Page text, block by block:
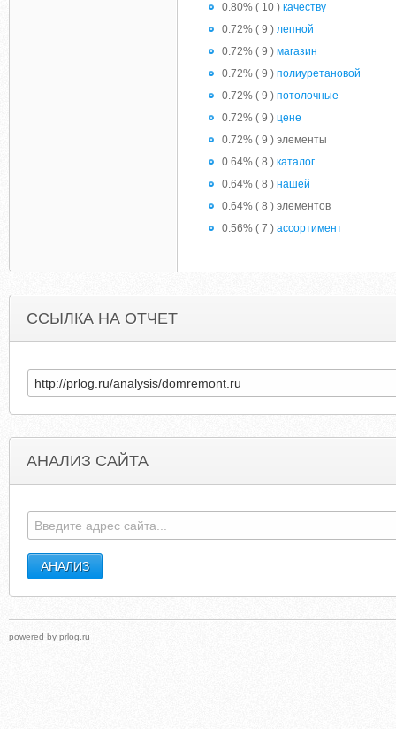
0.80% ( 10 ) качеству
0.72% ( 9 ) лепной
0.72% ( 9 ) магазин
0.72% ( 9 ) полиуретановой
0.72% ( 9 ) потолочные
0.72% ( 9 ) цене
0.72% ( 9 ) элементы
0.64% ( 8 ) каталог
0.64% ( 8 ) нашей
0.64% ( 8 ) элементов
0.56% ( 7 ) ассортимент
ССЫЛКА НА ОТЧЕТ
АНАЛИЗ САЙТА
powered by prlog.ru